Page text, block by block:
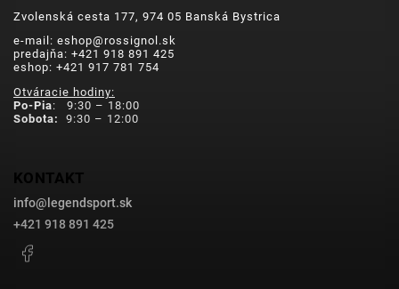
Zvolenská cesta 177, 974 05 Banská Bystrica
e-mail: eshop@rossignol.sk
predajňa: +421 918 891 425
eshop: +421 917 781 754
Otváracie hodiny:
Po-Pia: 9:30 – 18:00
Sobota:
9:30 – 12:00
KONTAKT
info@ legendsport.sk
+421 918 891 425